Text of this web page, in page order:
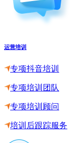
运营培训
专项抖音培训
专项培训团队
专项培训顾问
培训后跟踪服务